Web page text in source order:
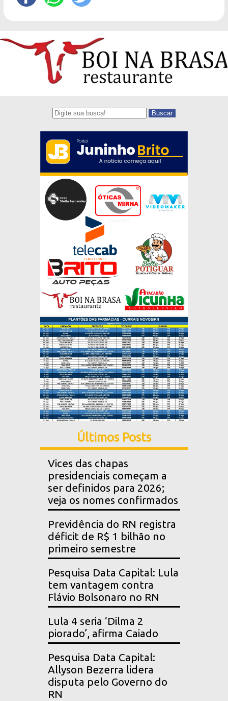
Buscar
Últimos Posts
Vices das chapas
presidenciais começam a
ser definidos para 2026;
veja os nomes confirmados
Previdência do RN registra
déficit de R$ 1 bilhão no
primeiro semestre
Pesquisa Data Capital: Lula
tem vantagem contra
Flávio Bolsonaro no RN
Lula 4 seria ‘Dilma 2
piorado’, afirma Caiado
Pesquisa Data Capital:
Allyson Bezerra lidera
disputa pelo Governo do
RN